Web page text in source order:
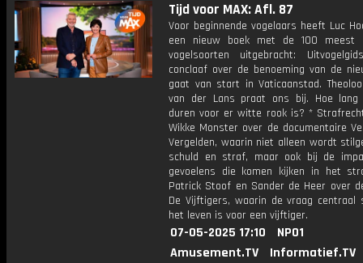
Tijd voor MAX: Afl. 87
Voor beginnende vogelaars heeft Luc
een nieuw boek met de 100 meest
vogelsoorten uitgebracht:
conclaaf over de benoeming van de
gaat van start in Vaticaanstad.
van der Lans praat ons bij. Hoe
duren voor er witte rook is? *
Wikke Monster over de documentaire
Vergelden, waarin niet alleen wordt
schuld en straf, maar ook bij de
gevoelens die komen kijken in het
Patrick Stoof en Sander de Heer over
De Vijftigers, waarin de vraag centraal
het leven is voor een vijftiger.
07-05-2025 17:10
NPO1
Amusement.TV
Informatief.TV